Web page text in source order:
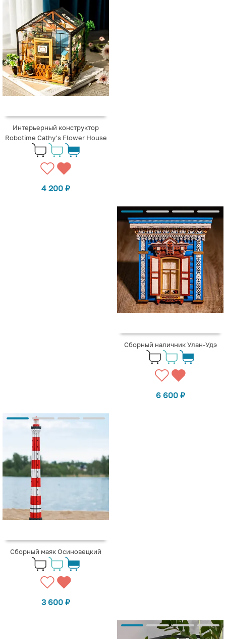
Интерьерный конструктор
Robotime Cathy's Flower House
4 200 ₽
Сборный наличник Улан-Удэ
6 600 ₽
Сборный маяк Осиновецкий
3 600 ₽